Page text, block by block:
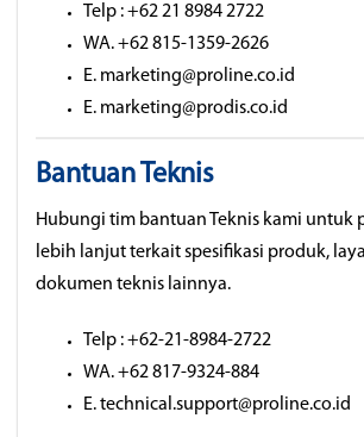
Telp : +62 21 8984 2722
WA. +62 815-1359-2626
E. marketing@proline.co.id
E. marketing@prodis.co.id
Bantuan Teknis
Hubungi tim bantuan Teknis kami untuk
lebih lanjut terkait spesifikasi produk,
dokumen teknis lainnya.
Telp : +62-21-8984-2722
WA. +62 817-9324-884
E. technical.support@proline.co.id